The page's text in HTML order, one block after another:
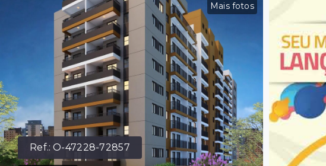
Ref.:O-47228-72857
Mais fotos